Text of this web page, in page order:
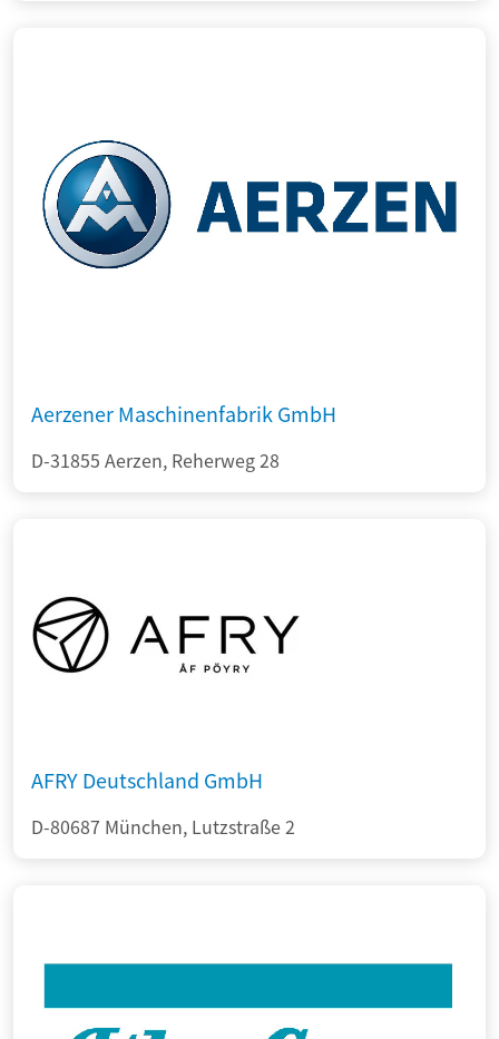
Aerzener Maschinenfabrik GmbH
D-31855 Aerzen, Reherweg 28
AFRY Deutschland GmbH
D-80687 München, Lutzstraße 2